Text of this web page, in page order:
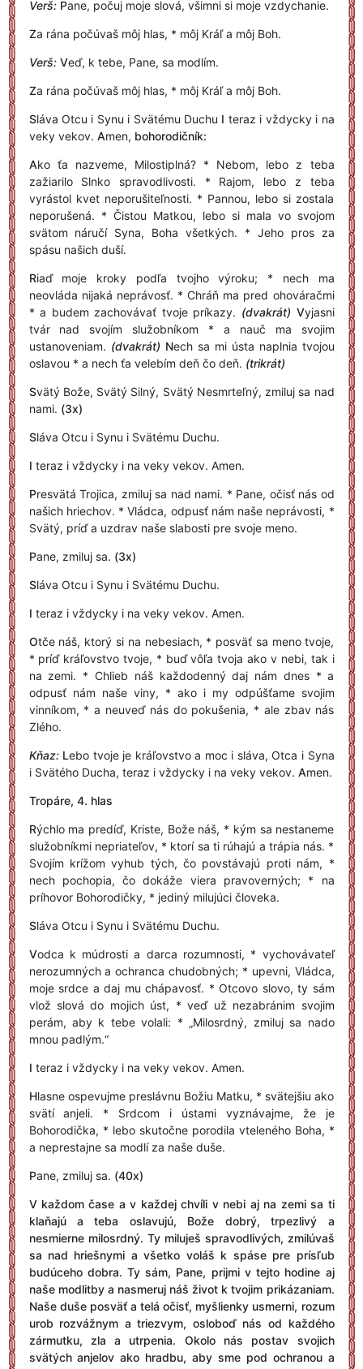
Verš:Pane, počuj moje slová, všimni si moje vzdychanie.
Za rána počúvaš môj hlas, * môj Kráľ a môj Boh.
Verš:Veď, k tebe, Pane, sa modlím.
Za rána počúvaš môj hlas, * môj Kráľ a môj Boh.
Sláva Otcu i Synu i Svätému Duchu I teraz i vždycky i na
veky vekov. Amen, bohorodičník:
Ako ťa nazveme, Milostiplná? * Nebom, lebo z teba
zažiarilo Slnko spravodlivosti. * Rajom, lebo z teba
vyrástol kvet neporušiteľnosti. * Pannou, lebo si zostala
neporušená. * Čistou Matkou, lebo si mala vo svojom
svätom náručí Syna, Boha všetkých. * Jeho pros za
spásu našich duší.
Riaď moje kroky podľa tvojho výroku; * nech ma
neovláda nijaká neprávosť. * Chráň ma pred ohováračmi
* a budem zachovávať tvoje príkazy. (dvakrát) Vyjasni
tvár nad svojím služobníkom * a nauč ma svojim
ustanoveniam. (dvakrát) Nech sa mi ústa naplnia tvojou
oslavou * a nech ťa velebím deň čo deň. (trikrát)
Svätý Bože, Svätý Silný, Svätý Nesmrteľný, zmiluj sa nad
nami. (3x)
Sláva Otcu i Synu i Svätému Duchu.
I teraz i vždycky i na veky vekov. Amen.
Presvätá Trojica, zmiluj sa nad nami. * Pane, očisť nás od
našich hriechov. * Vládca, odpusť nám naše neprávosti, *
Svätý, príď a uzdrav naše slabosti pre svoje meno.
Pane, zmiluj sa. (3x)
Sláva Otcu i Synu i Svätému Duchu.
I teraz i vždycky i na veky vekov. Amen.
Otče náš, ktorý si na nebesiach, * posväť sa meno tvoje,
* príď kráľovstvo tvoje, * buď vôľa tvoja ako v nebi, tak i
na zemi. * Chlieb náš každodenný daj nám dnes * a
odpusť nám naše viny, * ako i my odpúšťame svojim
vinníkom, * a neuveď nás do pokušenia, * ale zbav nás
Zlého.
Kňaz:Lebo tvoje je kráľovstvo a moc i sláva, Otca i Syna
i Svätého Ducha, teraz i vždycky i na veky vekov. Amen.
Tropáre, 4. hlas
Rýchlo ma predíď, Kriste, Bože náš, * kým sa nestaneme
služobníkmi nepriateľov, * ktorí sa ti rúhajú a trápia nás. *
Svojím krížom vyhub tých, čo povstávajú proti nám, *
nech pochopia, čo dokáže viera pravoverných; * na
príhovor Bohorodičky, * jediný milujúci človeka.
Sláva Otcu i Synu i Svätému Duchu.
Vodca k múdrosti a darca rozumnosti, * vychovávateľ
nerozumných a ochranca chudobných; * upevni, Vládca,
moje srdce a daj mu chápavosť. * Otcovo slovo, ty sám
vlož slová do mojich úst, * veď už nezabránim svojim
perám, aby k tebe volali: * „Milosrdný, zmiluj sa nado
mnou padlým.“
I teraz i vždycky i na veky vekov. Amen.
Hlasne ospevujme preslávnu Božiu Matku, * svätejšiu ako
svätí anjeli. * Srdcom i ústami vyznávajme, že je
Bohorodička, * lebo skutočne porodila vteleného Boha, *
a neprestajne sa modlí za naše duše.
Pane, zmiluj sa. (40x)
V každom čase a v každej chvíli v nebi aj na zemi sa ti
klaňajú a teba oslavujú, Bože dobrý, trpezlivý a
nesmierne milosrdný. Ty miluješ spravodlivých, zmilúvaš
sa nad hriešnymi a všetko voláš k spáse pre prísľub
budúceho dobra. Ty sám, Pane, prijmi v tejto hodine aj
naše modlitby a nasmeruj náš život k tvojim prikázaniam.
Naše duše posväť a telá očisť, myšlienky usmerni, rozum
urob rozvážnym a triezvym, osloboď nás od každého
zármutku, zla a utrpenia. Okolo nás postav svojich
svätých anjelov ako hradbu, aby sme pod ochranou a